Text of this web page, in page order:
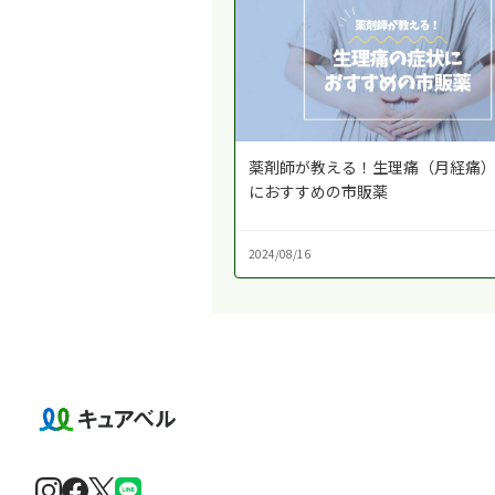
薬剤師が教える！生理痛（月経痛
におすすめの市販薬
2024/08/16